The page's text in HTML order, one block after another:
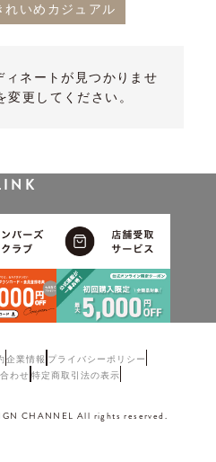
れいめカジュアル
ネートが見つかりませ
変更してください。
企業情報 プライバシーポリシー
わせ 特定商取引法の表示
CHANNEL All rights reserved.